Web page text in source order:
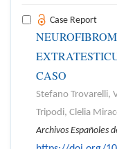
Case Report
CASO
Stefano Trovarelli,
Tripodi, Clelia
Archivos Españoles